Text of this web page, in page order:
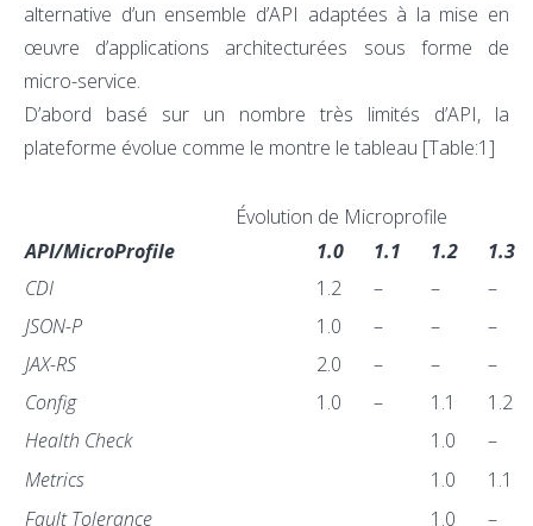
alternative d’un ensemble d’API adaptées à la mise en
œuvre d’applications architecturées sous forme de
micro-service.
D’abord basé sur un nombre très limités d’API, la
plateforme évolue comme le montre le tableau [Table:1]
Évolution de Microprofile
API/MicroProfile
1.0 1.1 1.2
1.3
CDI
1.2 – –
–
JSON-P
1.0 – –
–
JAX-RS
2.0 – –
–
Config
1.0 – 1.1
1.2
Health Check
1.0
–
Metrics
1.0
1.1
Fault Tolerance
1.0
–